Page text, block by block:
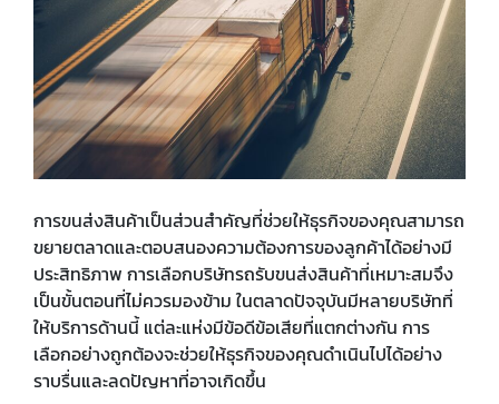
การขนส่งสินค้าเป็นส่วนสำคัญที่ช่วยให้ธุรกิจของคุณสามารถ
ขยายตลาดและตอบสนองความต้องการของลูกค้าได้อย่างมี
ประสิทธิภาพ การเลือกบริษัทรถรับขนส่งสินค้าที่เหมาะสมจึง
เป็นขั้นตอนที่ไม่ควรมองข้าม ในตลาดปัจจุบันมีหลายบริษัทที่
ให้บริการด้านนี้ แต่ละแห่งมีข้อดีข้อเสียที่แตกต่างกัน การ
เลือกอย่างถูกต้องจะช่วยให้ธุรกิจของคุณดำเนินไปได้อย่าง
ราบรื่นและลดปัญหาที่อาจเกิดขึ้น